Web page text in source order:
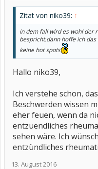
Zitat von niko39: ↑
in dem fall wird es wohl der
bespricht.dann hoffe ich
keine hot spots
Hallo niko39,
Ich verstehe schon,
Beschwerden wissen
eher feuen, wenn da
entzuendliches
sehen wäre. Ich
entzündliches
13. August 2016